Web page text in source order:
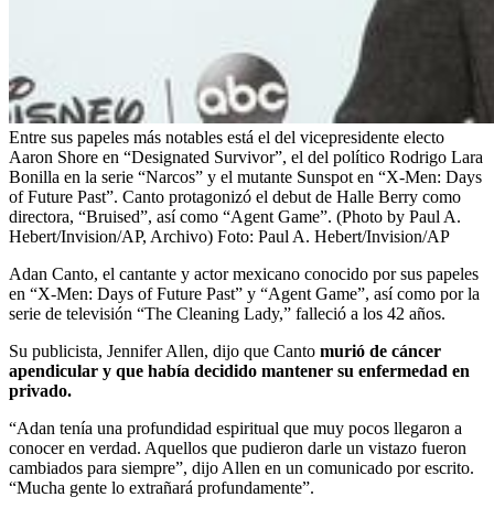
Entre sus papeles más notables está el del vicepresidente electo
Aaron Shore en “Designated Survivor”, el del político Rodrigo Lara
Bonilla en la serie “Narcos” y el mutante Sunspot en “X-Men: Days
of Future Past”. Canto protagonizó el debut de Halle Berry como
directora, “Bruised”, así como “Agent Game”. (Photo by Paul A.
Hebert/Invision/AP, Archivo) Foto: Paul A. Hebert/Invision/AP
Adan Canto, el cantante y actor mexicano conocido por sus papeles
en “X-Men: Days of Future Past” y “Agent Game”, así como por la
serie de televisión “The Cleaning Lady,” falleció a los 42 años.
Su publicista, Jennifer Allen, dijo que Canto murió de cáncer
apendicular y que había decidido mantener su enfermedad en
privado.
“Adan tenía una profundidad espiritual que muy pocos llegaron a
conocer en verdad. Aquellos que pudieron darle un vistazo fueron
cambiados para siempre”, dijo Allen en un comunicado por escrito.
“Mucha gente lo extrañará profundamente”.